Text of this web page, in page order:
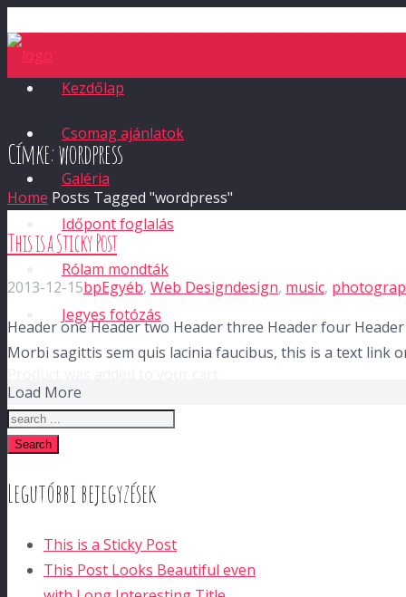
Kezdőlap
Csomag ajánlatok
Galéria
Időpont foglalás
Rólam mondták
Jegyes fotózás
Címke:wordpress
Home Posts Tagged "wordpress"
This is a Sticky Post
2013-12-15bpEgyéb, Web Designdesign, music,
Header one Header two Header three Header four
Morbi sagittis sem quis lacinia faucibus, this is a text link
Load More
Search
Legutóbbi bejegyzések
This is a Sticky Post
This Post Looks Beautiful even